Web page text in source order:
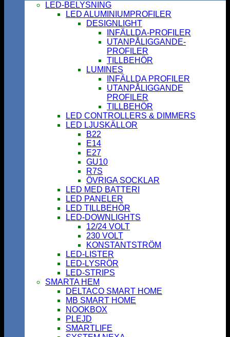
LED-BELYSNING
LED ALUMINIUMPROFILER
DESIGNLIGHT
INFÄLLDA-PROFILER
UTANPÅLIGGANDE-
PROFILER
TILLBEHÖR
LUMINES
INFÄLLDA PROFILER
UTANPÅLIGGANDE
PROFILER
TILLBEHÖR
LED CONTROLLERS & DIMMERS
LED LJUSKÄLLOR
B22
E14
E27
GU10
R7S
ÖVRIGA SOCKLAR
LED MED BATTERI
LED PANELER
LED TILLBEHÖR
LED-DOWNLIGHTS
12/24 VOLT
230 VOLT
KONSTANTSTRÖM
LED-LISTER
LED-LYSRÖR
LED-STRIPS
SMARTA HEM
DELTACO SMART HOME
MB SMART HOME
NOOKBOX
PLEJD
SMARTLIFE